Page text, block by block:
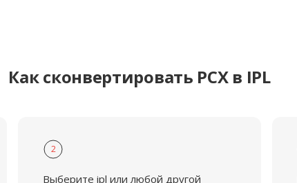
Как сконвертировать PCX в IPL
2
Выберите ipl или любой другой